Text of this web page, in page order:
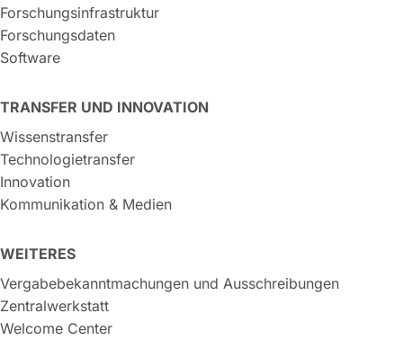
Forschungsinfrastruktur
Forschungsdaten
Software
TRANSFER UND INNOVATION
Wissenstransfer
Technologietransfer
Innovation
Kommunikation & Medien
WEITERES
Vergabebekanntmachungen und Ausschreibungen
Zentralwerkstatt
Welcome Center